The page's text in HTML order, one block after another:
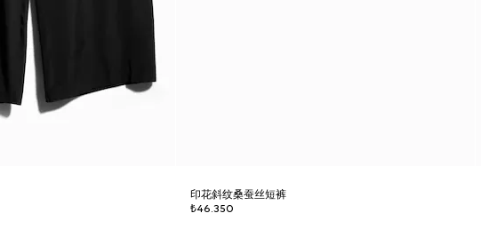
印花斜纹桑蚕丝短裤
₺46.350